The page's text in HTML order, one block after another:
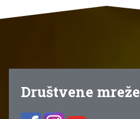
Društvene mreže